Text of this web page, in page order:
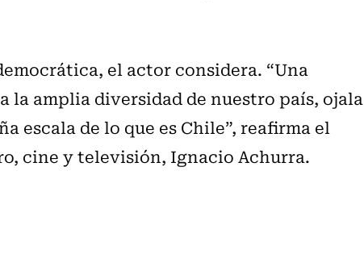
el actor considera. “Una
la amplia diversidad de nuestro país, ojala
escala de lo que es Chile”, reafirma el
cine y televisión, Ignacio Achurra.